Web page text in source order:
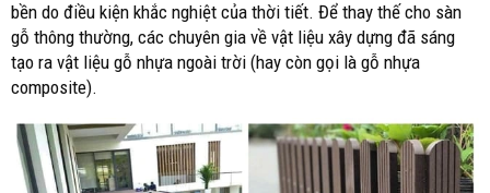
bền do điều kiện khắc nghiệt của thời tiết. Để thay thế cho sàn
gỗ thông thường, các chuyên gia về vật liệu xây dựng đã sáng
tạo ra vật liệu gỗ nhựa ngoài trời (hay còn gọi là gỗ nhựa
composite).